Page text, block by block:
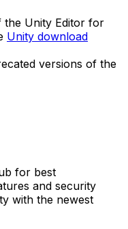
the Unity Editor for
Unity download
versions of the
for best
and security
with the newest